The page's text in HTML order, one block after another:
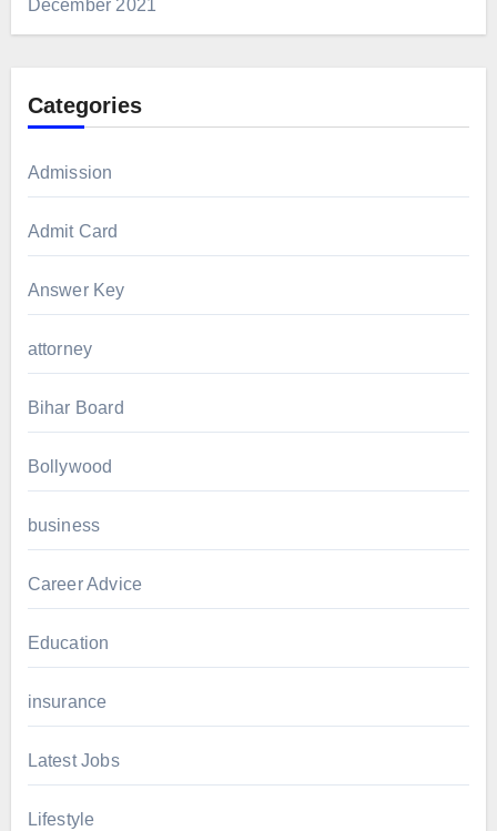
December 2021
Categories
Admission
Admit Card
Answer Key
attorney
Bihar Board
Bollywood
business
Career Advice
Education
insurance
Latest Jobs
Lifestyle